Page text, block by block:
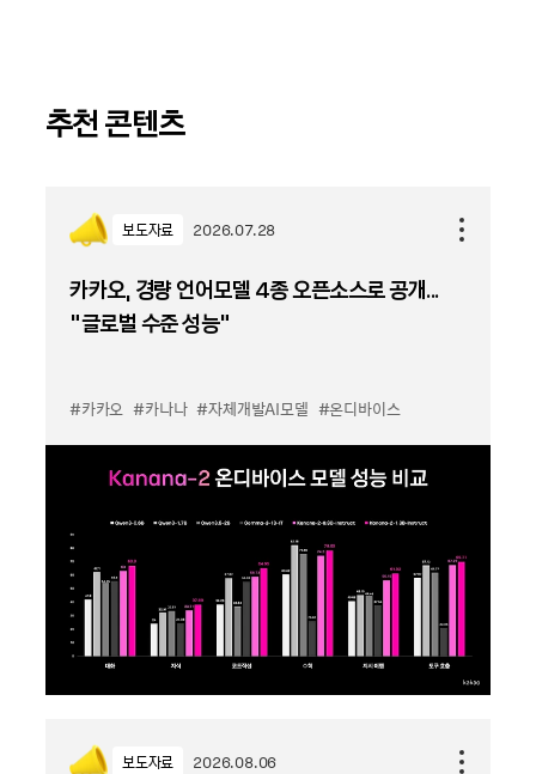
추천 콘텐츠
보도자료 2026.07.28
카카오, 경량 언어모델 4종 오픈소스로 공개...
“글로벌 수준 성능”
#카카오 #카나나 #자체개발AI모델 #온디바이스
보도자료 2026.08.06